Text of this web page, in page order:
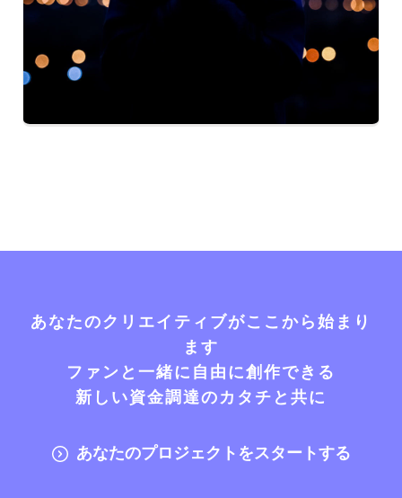
あなたのクリエイティブがここから始まり
ます
ファンと一緒に自由に創作できる
新しい資金調達のカタチと共に
あなたのプロジェクトをスタートする